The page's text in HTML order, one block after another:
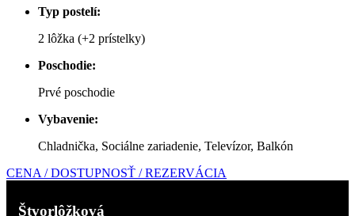
Typ postelí:
2 lôžka (+2 prístelky)
Poschodie:
Prvé poschodie
Vybavenie:
Chladnička, Sociálne zariadenie, Televízor, Balkón
CENA / DOSTUPNOSŤ / REZERVÁCIA
Štvorlôžková